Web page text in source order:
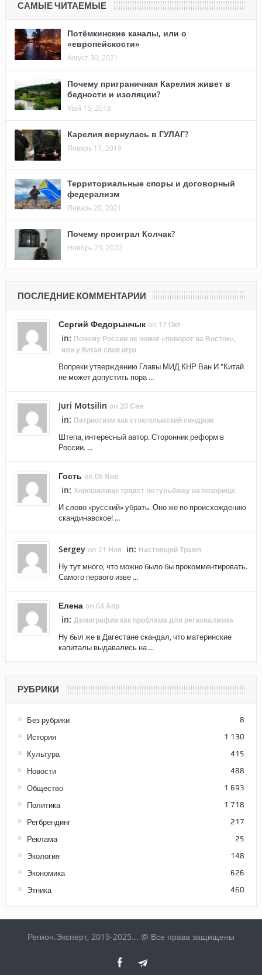
САМЫЕ ЧИТАЕМЫЕ
Потёмкинские каналы, или о
«европейскости»
Август 30, 2021
Почему приграничная Карелия живет в
бедности и изоляции?
Май 15, 2018
Карелия вернулась в ГУЛАГ?
Январь 17, 2019
Территориальные споры и договорный
федерализм
Январь 20, 2021
Почему проиграл Колчак?
Ноябрь 25, 2022
ПОСЛЕДНИЕ КОММЕНТАРИИ
Сергий Федорынчык on 17 Окт
in: Почему России не помог «поворот на Восток»,
или у Китая своя игра
Вопреки утверждению Главы МИД КНР Ван И "Китай
не может допустить пора ...
Juri Motsilin on 20 Сен
in: Патриотизм как стокгольмский синдром
Штепа, интересный автор. Сторонник реформ в
России. ...
Гость on 06 Янв
in: Хорошилище грядет по гульбищу на позорище
И слово «русский» убрать. Оно же по происхождению
скандинавское! ...
Sergey on 21 Ноя in: Настоящий Трамп
Ну тут много, что можно было бы прокомментировать.
Самого первого изве ...
Елена on 04 Апр
in: Демография как проблема для регионализма
Ну был же в Дагестане скандал, что материнские
капиталы выдавались на ...
РУБРИКИ
Без рубрики 8
История 1 130
Культура 415
Новости 488
Общество 1 693
Политика 1 718
Регбрендинг 217
Реклама 25
Экология 148
Экономика 626
Этника 460
Регион.Эксперт, 2019-2025... @ Все права защищены